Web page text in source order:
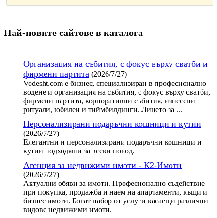
Най-новите сайтoве в каталога
Организация на събития, с фокус върху сватби и
фирмени партита (2026/7/27)
Vodesht.com е бизнес, специализиран в професионално
водене и организация на събития, с фокус върху сватби,
фирмени партита, корпоративни събития, изнесени
ритуали, юбилеи и тиймбилдинги. Лицето за ...
Персонализирани подаръчни кошници и кутии
(2026/7/27)
Елегантни и персонализирани подаръчни кошници и
кутии подходящи за всеки повод.
Агенция за недвижими имоти - К2-Имоти
(2026/7/27)
Актуални обяви за имоти. Професионално съдействие
при покупка, продажба и наем на апартаменти, къщи и
бизнес имоти. Богат набор от услуги касаещи различни
видове недвижими имоти.